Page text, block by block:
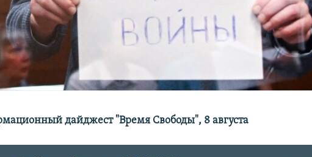
дайджест "Время Свободы", 8 августа